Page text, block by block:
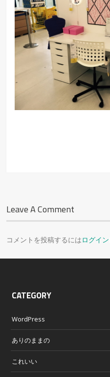
Leave A Comment
コメントを投稿するにはログイン
CATEGORY
WordPress
ありのままの
これいい